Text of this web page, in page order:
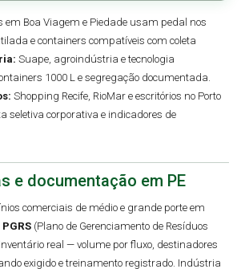
em Boa Viagem e Piedade usam pedal nos
e containers compatíveis com coleta
Suape, agroindústria e tecnologia
1000 L e segregação documentada.
Shopping Recife, RioMar e escritórios no Porto
seletiva corporativa e indicadores de
e documentação em PE
comerciais de médio e grande porte em
PGRS (Plano de Gerenciamento de Resíduos
real — volume por fluxo, destinadores
exigido e treinamento registrado. Indústria